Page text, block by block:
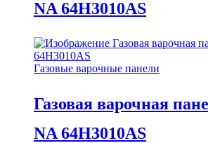
NA 64H3010AS
Газовые варочные панели
Газовая варочная
NA 64H3010AS